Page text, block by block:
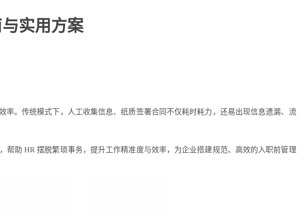
实用方案
。传统模式下，人工收集信息、纸质签署合同不仅耗时耗力，还易出现信息遗漏、流
助 HR 摆脱繁琐事务，提升工作精准度与效率，为企业搭建规范、高效的入职前管理